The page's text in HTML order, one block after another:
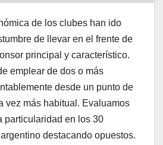
de los clubes han ido
de llevar en el frente de
principal y característico.
emplear de dos o más
desde un punto de
vez más habitual. Evaluamos
particularidad en los 30
destacando opuestos.